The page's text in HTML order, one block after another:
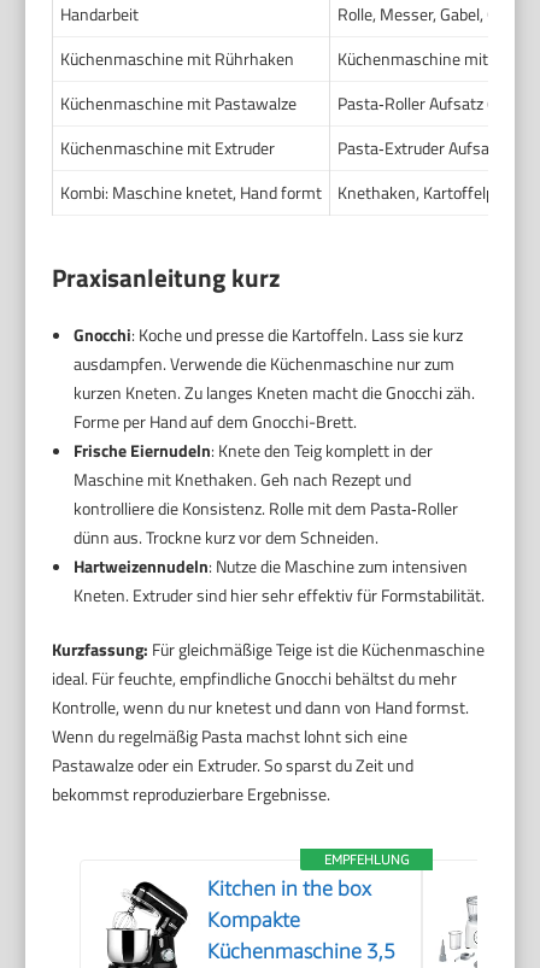
Handarbeit
Rolle, Messer, Gabel,
Küchenmaschine mit Rührhaken
Küchenmaschine mit
Küchenmaschine mit Pastawalze
Pasta‑Roller Aufsatz (z. B.
Küchenmaschine mit Extruder
Pasta‑Extruder Aufsatz (z.
Kombi: Maschine knetet, Hand formt
Knethaken,
Praxisanleitung kurz
Gnocchi: Koche und presse die Kartoffeln. Lass sie kurz
ausdampfen. Verwende die Küchenmaschine nur zum
kurzen Kneten. Zu langes Kneten macht die Gnocchi zäh.
Forme per Hand auf dem Gnocchi-Brett.
Frische Eiernudeln: Knete den Teig komplett in der
Maschine mit Knethaken. Geh nach Rezept und
kontrolliere die Konsistenz. Rolle mit dem Pasta‑Roller
dünn aus. Trockne kurz vor dem Schneiden.
Hartweizennudeln: Nutze die Maschine zum intensiven
Kneten. Extruder sind hier sehr effektiv für Formstabilität.
Kurzfassung: Für gleichmäßige Teige ist die Küchenmaschine
ideal. Für feuchte, empfindliche Gnocchi behältst du mehr
Kontrolle, wenn du nur knetest und dann von Hand formst.
Wenn du regelmäßig Pasta machst lohnt sich eine
Pastawalze oder ein Extruder. So sparst du Zeit und
bekommst reproduzierbare Ergebnisse.
EMPFEHLUNG
Kitchen in the box
Kompakte
Küchenmaschine 3,5